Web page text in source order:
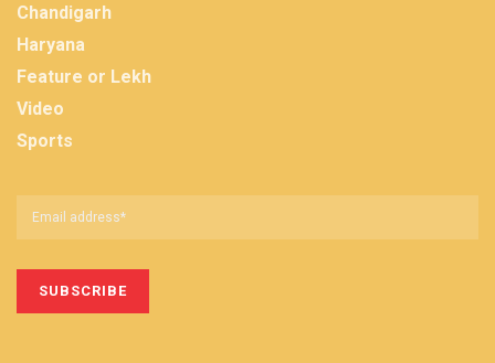
Chandigarh
Haryana
Feature or Lekh
Video
Sports